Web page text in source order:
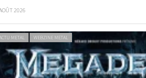
2026
METAL WEBZINE METAL